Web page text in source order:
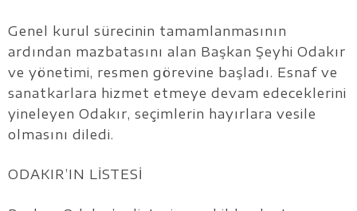
Genel kurul sürecinin tamamlanmasının
ardından mazbatasını alan Başkan Şeyhi Odakır
ve yönetimi, resmen görevine başladı. Esnaf ve
sanatkarlara hizmet etmeye devam edeceklerini
yineleyen Odakır, seçimlerin hayırlara vesile
olmasını diledi.
ODAKIR’IN LİSTESİ